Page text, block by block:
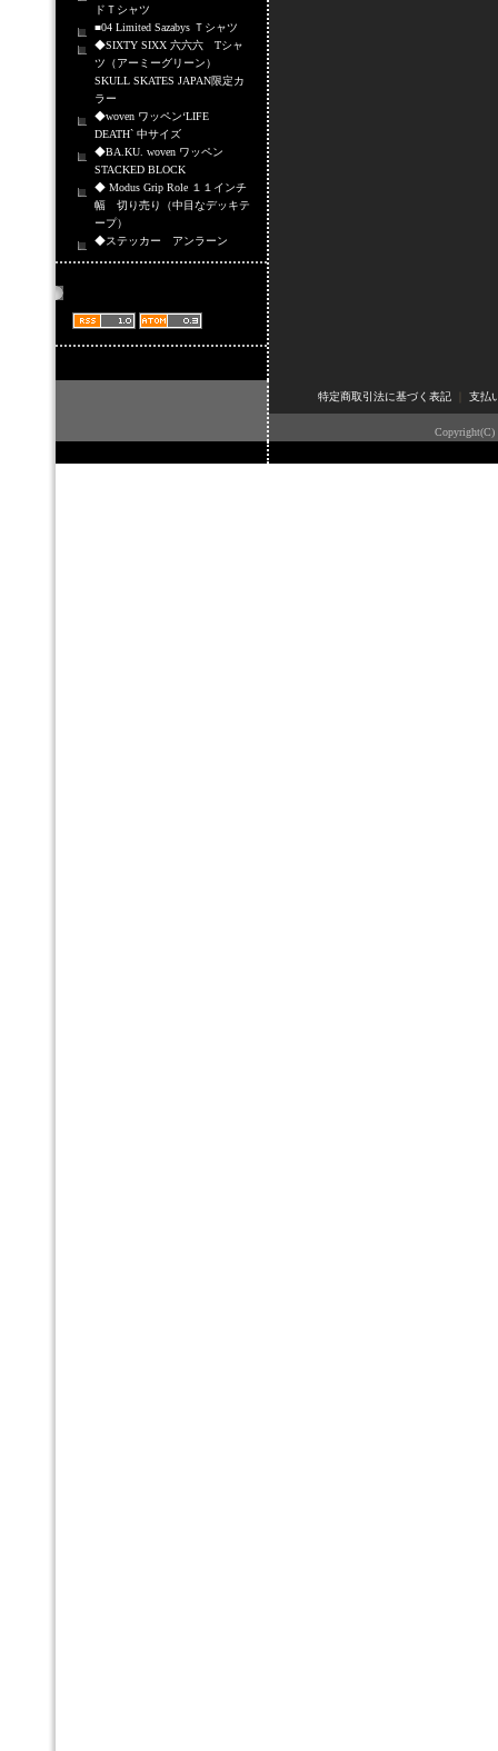
ドＴシャツ
■04 Limited Sazabys Ｔシャツ
◆SIXTY SIXX 六六六 Tシャ
ツ（アーミーグリーン）
SKULL SKATES JAPAN限定カ
ラー
◆woven ワッペン‘LIFE
DEATH` 中サイズ
◆BA.KU. woven ワッペン
STACKED BLOCK
◆ Modus Grip Role １１インチ
幅 切り売り（中目なデッキテ
ープ）
◆ステッカー アンラーン
特定商取引法に基づく表記｜ 支払
Copyright(C)